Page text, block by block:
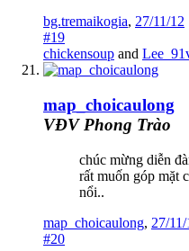
bg.tremaikogia, 27/11/12
#19
chickensoup and
map_choicaulong
VĐV Phong Trào
chúc mừng diễn
rất muốn góp mặt
nổi..
map_choicaulong, 27/11/
#20